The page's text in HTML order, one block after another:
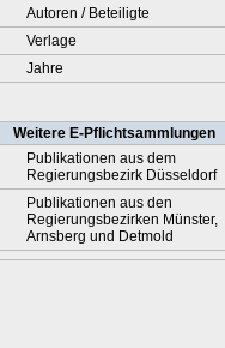
Autoren / Beteiligte
Verlage
Jahre
Weitere E-Pflichtsammlungen
Publikationen aus dem
Regierungsbezirk Düsseldorf
Publikationen aus den
Regierungsbezirken Münster,
Arnsberg und Detmold